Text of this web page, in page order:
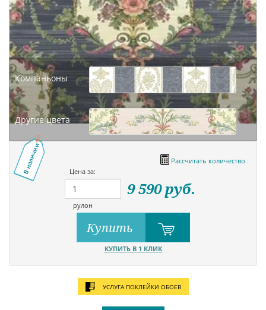
Компаньоны
Другие цвета
В наличии
Рассчитать количество
Цена за:
рулон
9 590руб.
Купить
КУПИТЬ В 1 КЛИК
УСЛУГА ПОКЛЕЙКИ ОБОЕВ